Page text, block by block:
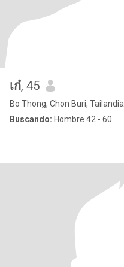
เก๋, 45
Bo Thong, Chon Buri, Tailandia
Buscando: Hombre 42 - 60